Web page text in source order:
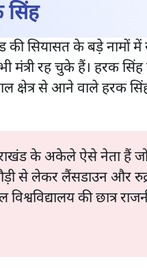
सिंह
की सियासत के बड़े नामों में
मंत्री रह चुके हैं। हरक
क्षेत्र से आने वाले हरक
के अकेले ऐसे नेता हैं
से लेकर लैंसडाउन और
की छात्र